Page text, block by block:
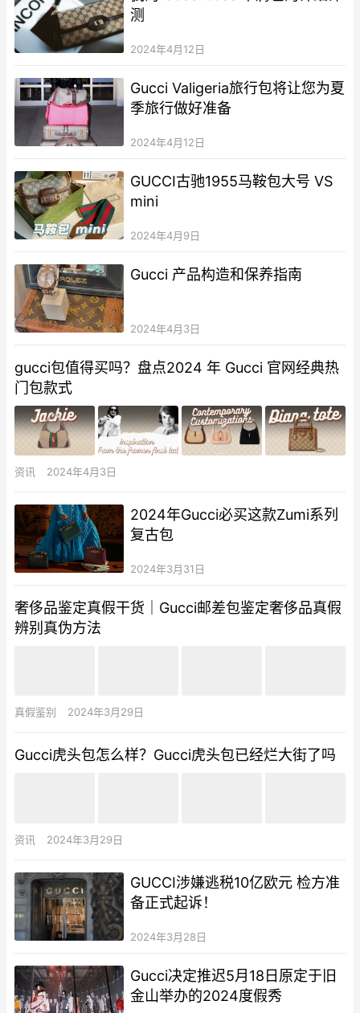
测
2024年4月12日
Gucci Valigeria旅行包将让您为夏
季旅行做好准备
2024年4月12日
GUCCI古驰1955马鞍包大号 VS
mini
2024年4月9日
Gucci 产品构造和保养指南
2024年4月3日
gucci包值得买吗？盘点2024 年 Gucci 官网经典热
门包款式
资讯 2024年4月3日
2024年Gucci必买这款Zumi系列
复古包
2024年3月31日
奢侈品鉴定真假干货｜Gucci邮差包鉴定奢侈品真假
辨别真伪方法
真假鉴别 2024年3月29日
Gucci虎头包怎么样？Gucci虎头包已经烂大街了吗
资讯 2024年3月29日
GUCCI涉嫌逃税10亿欧元 检方准
备正式起诉！
2024年3月28日
Gucci决定推迟5月18日原定于旧
金山举办的2024度假秀